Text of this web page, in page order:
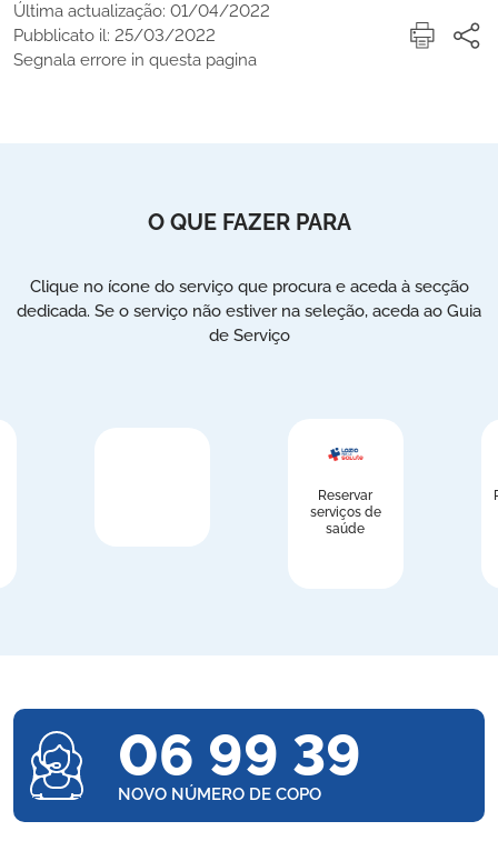
Última actualização: 01/04/2022
Pubblicato il: 25/03/2022
Segnala errore in questa pagina
O QUE FAZER PARA
Clique no ícone do serviço que procura e aceda à secção
dedicada. Se o serviço não estiver na seleção, aceda ao Guia
de Serviço
Reservar
serviços de
saúde
06 99 39
NOVO NÚMERO DE COPO